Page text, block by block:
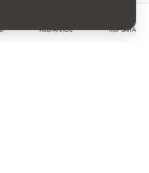
ИЗБРАННОЕ КОРЗИНА